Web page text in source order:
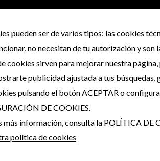
pueden ser de varios tipos: las cookies
no necesitan de tu autorización y
cookies sirven para mejorar nuestra
publicidad ajustada a tus búsquedas,
pulsando el botón ACEPTAR o
DE COOKIES.
más información, consulta la POLÍTICA DE
política de cookies